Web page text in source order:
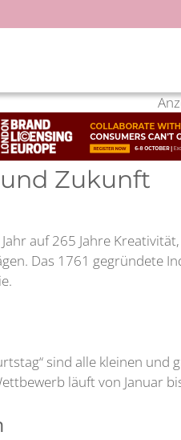
Zukunft
auf 265 Jahre
Das 1761
sind alle kleinen
läuft von Januar